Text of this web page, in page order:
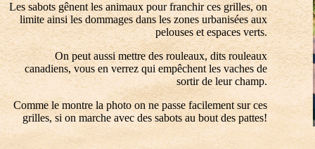
Les sabots gênent les animaux pour franchir ces grilles, on
limite ainsi les dommages dans les zones urbanisées aux
pelouses et espaces verts.
On peut aussi mettre des rouleaux, dits rouleaux
canadiens, vous en verrez qui empêchent les vaches de
sortir de leur champ.
Comme le montre la photo on ne passe facilement sur ces
grilles, si on marche avec des sabots au bout des pattes!